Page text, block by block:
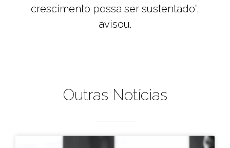
crescimento possa ser sustentado”,
avisou.
Outras Notícias